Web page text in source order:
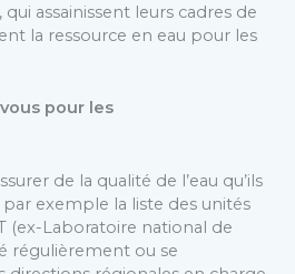
assainissent leurs cadres de
la ressource en eau pour les
pour les
de la qualité de l’eau qu’ils
exemple la liste des unités
(ex-Laboratoire national de
régulièrement ou se